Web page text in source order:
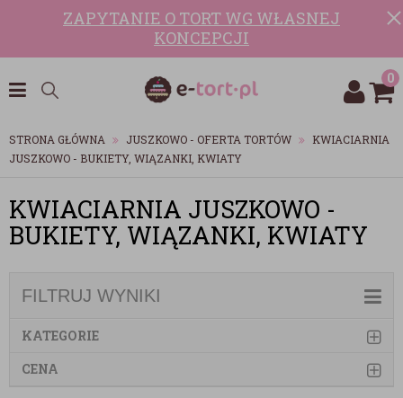
ZAPYTANIE O TORT WG WŁASNEJ
KONCEPCJI
0
STRONA GŁÓWNA JUSZKOWO - OFERTA TORTÓW
KWIACIARNIA
JUSZKOWO - BUKIETY, WIĄZANKI, KWIATY
KWIACIARNIA JUSZKOWO -
BUKIETY, WIĄZANKI, KWIATY
FILTRUJ WYNIKI
KATEGORIE
CENA